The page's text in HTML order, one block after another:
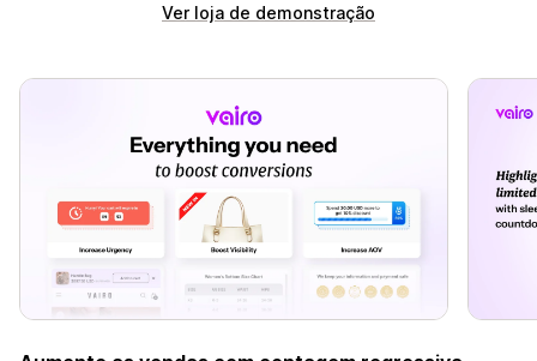
Ver loja de demonstração